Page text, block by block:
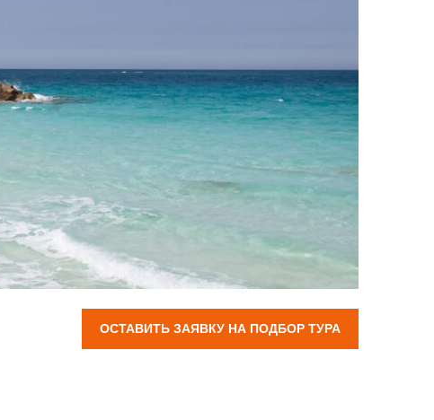
вул. Сумська 77/79
+38 (067) 180-32-43
+38 (099) 180-32-43
0800 33 01 80
kh_city@aventour.ua
Пн. - Пт. 9:00 - 18:00
Сб 10:00 - 15:00
ОСТАВИТЬ ЗАЯВКУ НА ПОДБОР ТУРА